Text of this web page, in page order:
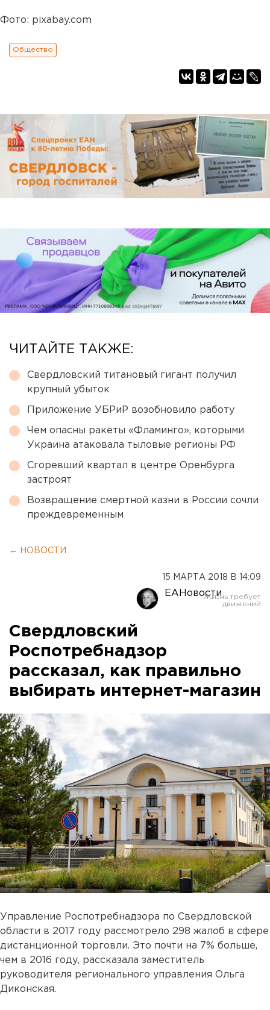
Фото: pixabay.com
Общество
ЧИТАЙТЕ ТАКЖЕ:
Свердловский титановый гигант получил
крупный убыток
Приложение УБРиР возобновило работу
Чем опасны ракеты «Фламинго», которыми
Украина атаковала тыловые регионы РФ
Сгоревший квартал в центре Оренбурга
застроят
Возвращение смертной казни в России сочли
преждевременным
← НОВОСТИ
15 МАРТА 2018 В 14:09
ЕАНовости
Свердловский
Роспотребнадзор
рассказал, как правильно
выбирать интернет-магазин
Управление Роспотребнадзора по Свердловской
области в 2017 году рассмотрело 298 жалоб в сфере
дистанционной торговли. Это почти на 7% больше,
чем в 2016 году, рассказала заместитель
руководителя регионального управления Ольга
Диконская.